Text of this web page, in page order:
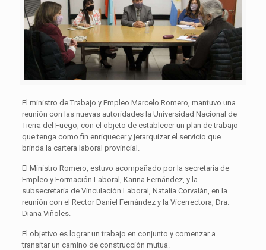
El ministro de Trabajo y Empleo Marcelo Romero, mantuvo una
reunión con las nuevas autoridades la Universidad Nacional de
Tierra del Fuego, con el objeto de establecer un plan de trabajo
que tenga como fin enriquecer y jerarquizar el servicio que
brinda la cartera laboral provincial.
El Ministro Romero, estuvo acompañado por la secretaria de
Empleo y Formación Laboral, Karina Fernández, y la
subsecretaria de Vinculación Laboral, Natalia Corvalán, en la
reunión con el Rector Daniel Fernández y la Vicerrectora, Dra.
Diana Viñoles.
El objetivo es lograr un trabajo en conjunto y comenzar a
transitar un camino de construcción mutua.